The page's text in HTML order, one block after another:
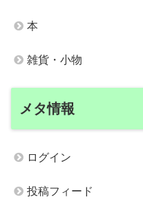
本
雑貨・小物
メタ情報
ログイン
投稿フィード